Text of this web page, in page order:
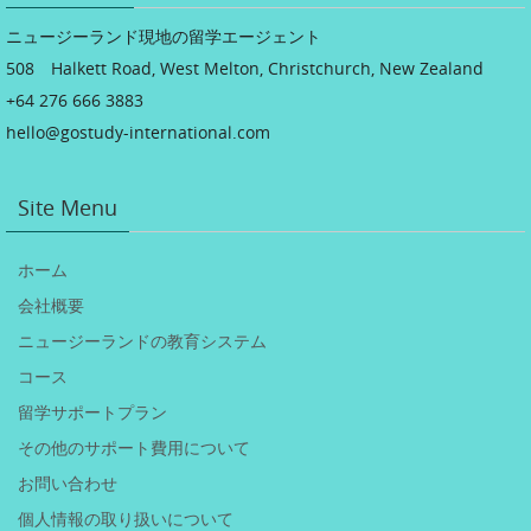
ニュージーランド現地の留学エージェント
508 Halkett Road, West Melton, Christchurch, New Zealand
+64 276 666 3883
hello@gostudy-international.com
Site Menu
ホーム
会社概要
ニュージーランドの教育システム
コース
留学サポートプラン
その他のサポート費用について
お問い合わせ
個人情報の取り扱いについて